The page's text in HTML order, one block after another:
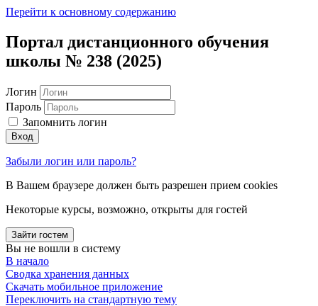
Перейти к основному содержанию
Портал дистанционного обучения
школы № 238 (2025)
Логин
Пароль
Запомнить логин
Вход
Забыли логин или пароль?
В Вашем браузере должен быть разрешен прием cookies
Некоторые курсы, возможно, открыты для гостей
Зайти гостем
Вы не вошли в систему
В начало
Сводка хранения данных
Скачать мобильное приложение
Переключить на стандартную тему